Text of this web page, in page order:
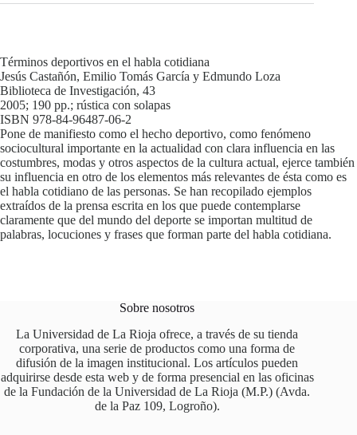
Términos deportivos en el habla cotidiana
Jesús Castañón, Emilio Tomás García y Edmundo Loza
Biblioteca de Investigación, 43
2005; 190 pp.; rústica con solapas
ISBN 978-84-96487-06-2
Pone de manifiesto como el hecho deportivo, como fenómeno
sociocultural importante en la actualidad con clara influencia en las
costumbres, modas y otros aspectos de la cultura actual, ejerce también
su influencia en otro de los elementos más relevantes de ésta como es
el habla cotidiano de las personas. Se han recopilado ejemplos
extraídos de la prensa escrita en los que puede contemplarse
claramente que del mundo del deporte se importan multitud de
palabras, locuciones y frases que forman parte del habla cotidiana.
Sobre nosotros
La Universidad de La Rioja ofrece, a través de su tienda
corporativa, una serie de productos como una forma de
difusión de la imagen institucional. Los artículos pueden
adquirirse desde esta web y de forma presencial en las oficinas
de la Fundación de la Universidad de La Rioja (M.P.) (Avda.
de la Paz 109, Logroño).